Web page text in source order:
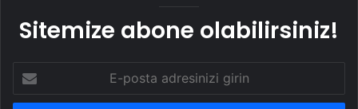
Sitemize abone olabilirsiniz!
posta
adresinizi